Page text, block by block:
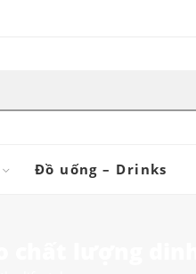
Đồ uống – Drinks